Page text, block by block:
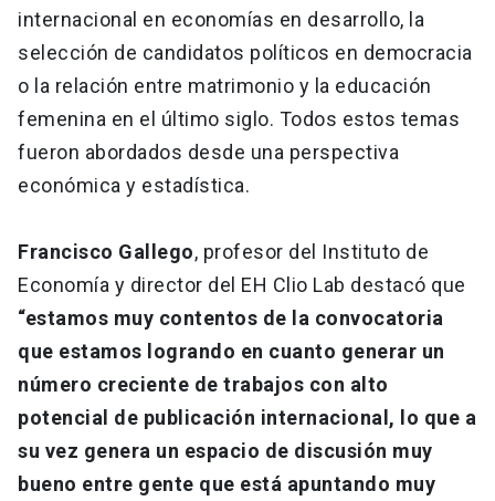
internacional en economías en desarrollo, la
selección de candidatos políticos en democracia
o la relación entre matrimonio y la educación
femenina en el último siglo. Todos estos temas
fueron abordados desde una perspectiva
económica y estadística.
Francisco Gallego, profesor del Instituto de
Economía y director del EH Clio Lab destacó que
“estamos muy contentos de la convocatoria
que estamos logrando en cuanto generar un
número creciente de trabajos con alto
potencial de publicación internacional, lo que a
su vez genera un espacio de discusión muy
bueno entre gente que está apuntando muy